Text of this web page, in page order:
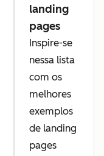
landing
pages
Inspire-se
nessa lista
com os
melhores
exemplos
de landing
pages